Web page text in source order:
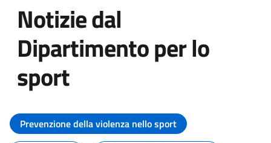
Notizie dal
Dipartimento per lo
sport
Tutti i contenuti della pagina
Prevenzione della violenza nello sport